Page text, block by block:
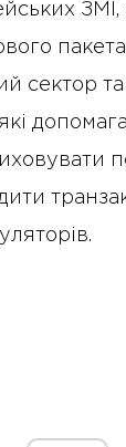
пакета
сектор